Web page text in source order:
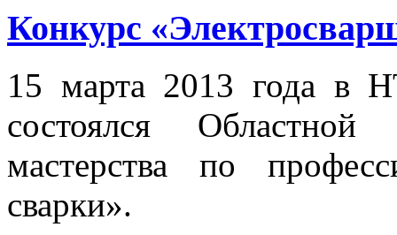
Конкурс
15 марта 2013 года
состоялся Областной
мастерства по
сварки».